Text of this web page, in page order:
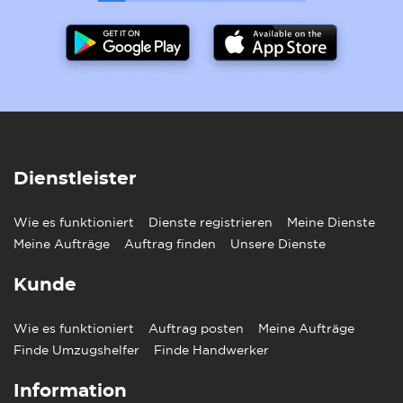
Petrarca, da Vinci, Verdi und Puccini. Die italienische
Küche ist weltweit für die Verwendung frischer,
hochwertiger Zutaten und die regionale Vielfalt
potenzielle Sprachbarrieren. Norwegen und Italien
Englisch gesprochen, während die
Englischkenntnisse in Italien geringer sind. Das
möglicherweise Hilfe braucht, um selbst
Während viele Schilder und Speisekarten in Italien
mündliche Kommunikation mit Einheimischen,
Dienstleister
Wie es funktioniert Dienste registrieren
Meine Dienste
Meine Aufträge
Auftrag finden Unsere Dienste
Kunde
Wie es funktioniert Auftrag posten
Meine Aufträge
Finde Umzugshelfer
Finde Handwerker
Information